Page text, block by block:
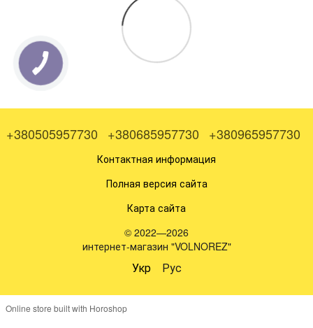
+380505957730 +380685957730 +380965957730
Контактная информация
Полная версия сайта
Карта сайта
© 2022—2026
интернет-магазин "VOLNOREZ"
Укр Рус
Online store built with Horoshop